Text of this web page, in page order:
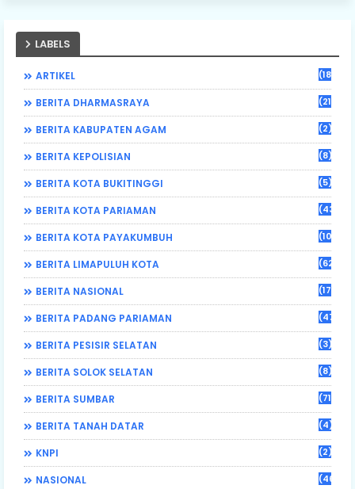
LABELS
ARTIKEL (184)
BERITA DHARMASRAYA (21)
BERITA KABUPATEN AGAM (2)
BERITA KEPOLISIAN (8)
BERITA KOTA BUKITINGGI (5)
BERITA KOTA PARIAMAN (43)
BERITA KOTA PAYAKUMBUH (108)
BERITA LIMAPULUH KOTA (62)
BERITA NASIONAL (17)
BERITA PADANG PARIAMAN (470)
BERITA PESISIR SELATAN (3)
BERITA SOLOK SELATAN (8)
BERITA SUMBAR (71)
BERITA TANAH DATAR (4)
KNPI (2)
NASIONAL (46)